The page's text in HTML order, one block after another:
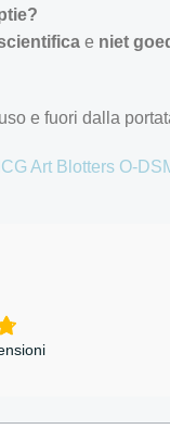
e niet
e fuori dalla
Art Blotters O-